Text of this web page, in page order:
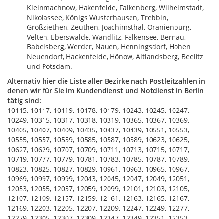
Kleinmachnow, Hakenfelde, Falkenberg, Wilhelmstadt,
Nikolassee, Königs Wusterhausen, Trebbin,
Großziethen, Zeuthen, Joachimsthal, Oranienburg,
Velten, Eberswalde, Wandlitz, Falkensee, Bernau,
Babelsberg, Werder, Nauen, Henningsdorf, Hohen
Neuendorf, Hackenfelde, Hönow, Altlandsberg, Beelitz
und Potsdam.
Alternativ hier die Liste aller Bezirke nach Postleitzahlen in
denen wir für Sie im Kundendienst und Notdienst in Berlin
tätig sind:
10115, 10117, 10119, 10178, 10179, 10243, 10245, 10247,
10249, 10315, 10317, 10318, 10319, 10365, 10367, 10369,
10405, 10407, 10409, 10435, 10437, 10439, 10551, 10553,
10555, 10557, 10559, 10585, 10587, 10589, 10623, 10625,
10627, 10629, 10707, 10709, 10711, 10713, 10715, 10717,
10719, 10777, 10779, 10781, 10783, 10785, 10787, 10789,
10823, 10825, 10827, 10829, 10961, 10963, 10965, 10967,
10969, 10997, 10999, 12043, 12045, 12047, 12049, 12051,
12053, 12055, 12057, 12059, 12099, 12101, 12103, 12105,
12107, 12109, 12157, 12159, 12161, 12163, 12165, 12167,
12169, 12203, 12205, 12207, 12209, 12247, 12249, 12277,